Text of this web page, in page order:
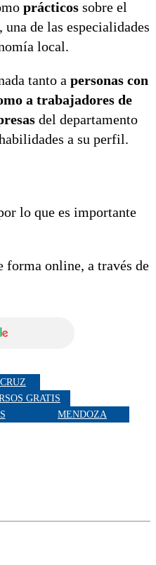
prácticos sobre el
, una de las especialidades
local.
tanto a personas con
a trabajadores de
del departamento
a su perfil.
lo que es importante
forma online, a través de
GRATIS
MENDOZA